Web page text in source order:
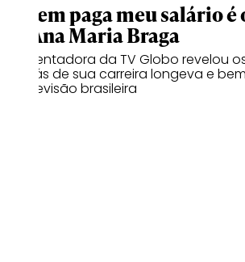
“Quem paga meu salário é
diz Ana Maria Braga
Apresentadora da TV Globo revelou
por trás de sua carreira longeva e
na televisão brasileira